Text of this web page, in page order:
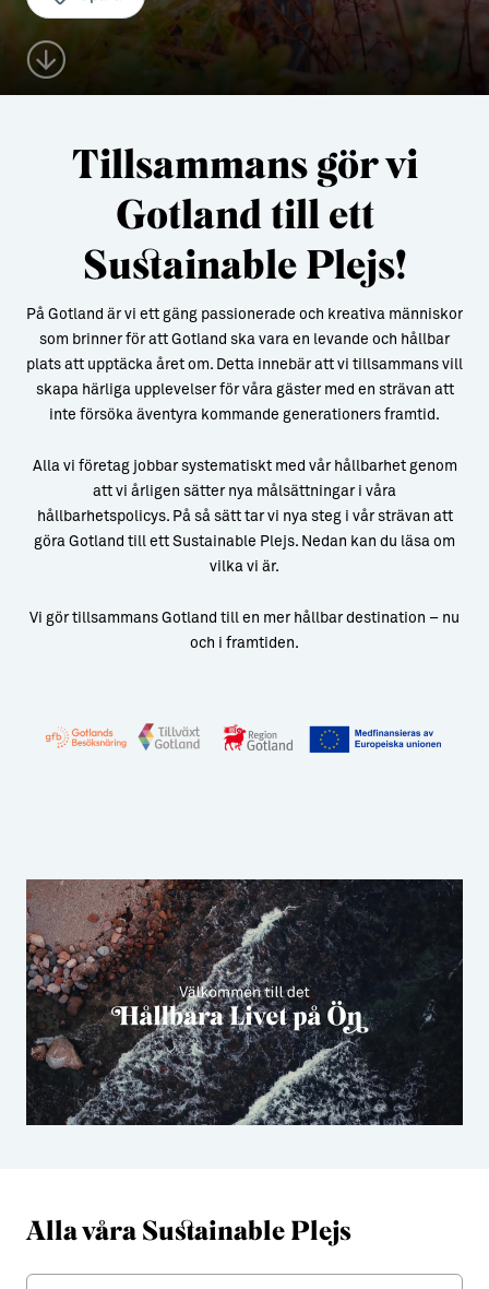
Aktiviteter
Hansestaden världsarv
Gotlands kulturarv
Almedalsveckan
Visby Centrum
→ Gutamål och gotländska
→ Köpa bostad
→ Bygga hus
Allt om livet på Ön
→ Föreningsliv
→ Idrottsliv
Barn & Familj
Tillsammans gör vi
Gotland till ett
Sustainable Plejs!
På Gotland är vi ett gäng passionerade och kreativa människor
som brinner för att Gotland ska vara en levande och hållbar
plats att upptäcka året om. Detta innebär att vi tillsammans vill
skapa härliga upplevelser för våra gäster med en strävan att
inte försöka äventyra kommande generationers framtid.
Alla vi företag jobbar systematiskt med vår hållbarhet genom
att vi årligen sätter nya målsättningar i våra
hållbarhetspolicys. På så sätt tar vi nya steg i vår strävan att
göra Gotland till ett Sustainable Plejs. Nedan kan du läsa om
vilka vi är.
Vi gör tillsammans Gotland till en mer hållbar destination – nu
och i framtiden.
Alla våra Sustainable Plejs